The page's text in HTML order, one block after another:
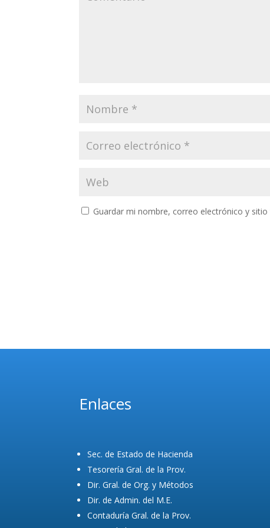
Guardar mi nombre, correo electrónico y
Enlaces
Sec. de Estado de Hacienda
Tesorería Gral. de la Prov.
Dir. Gral. de Org. y Métodos
Dir. de Admin. del M.E.
Contaduría Gral. de la Prov.